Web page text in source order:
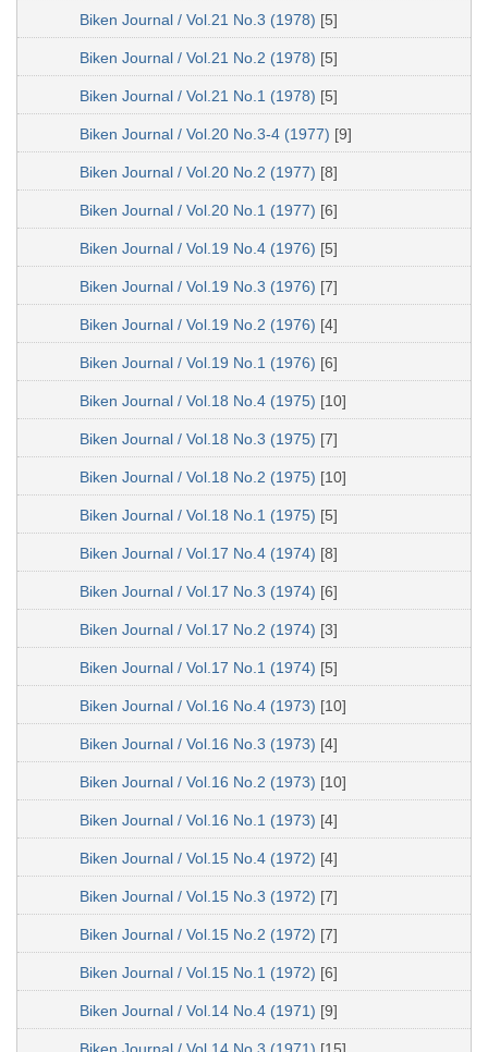
Biken Journal / Vol.21 No.3 (1978) [5]
Biken Journal / Vol.21 No.2 (1978) [5]
Biken Journal / Vol.21 No.1 (1978) [5]
Biken Journal / Vol.20 No.3-4 (1977) [9]
Biken Journal / Vol.20 No.2 (1977) [8]
Biken Journal / Vol.20 No.1 (1977) [6]
Biken Journal / Vol.19 No.4 (1976) [5]
Biken Journal / Vol.19 No.3 (1976) [7]
Biken Journal / Vol.19 No.2 (1976) [4]
Biken Journal / Vol.19 No.1 (1976) [6]
Biken Journal / Vol.18 No.4 (1975) [10]
Biken Journal / Vol.18 No.3 (1975) [7]
Biken Journal / Vol.18 No.2 (1975) [10]
Biken Journal / Vol.18 No.1 (1975) [5]
Biken Journal / Vol.17 No.4 (1974) [8]
Biken Journal / Vol.17 No.3 (1974) [6]
Biken Journal / Vol.17 No.2 (1974) [3]
Biken Journal / Vol.17 No.1 (1974) [5]
Biken Journal / Vol.16 No.4 (1973) [10]
Biken Journal / Vol.16 No.3 (1973) [4]
Biken Journal / Vol.16 No.2 (1973) [10]
Biken Journal / Vol.16 No.1 (1973) [4]
Biken Journal / Vol.15 No.4 (1972) [4]
Biken Journal / Vol.15 No.3 (1972) [7]
Biken Journal / Vol.15 No.2 (1972) [7]
Biken Journal / Vol.15 No.1 (1972) [6]
Biken Journal / Vol.14 No.4 (1971) [9]